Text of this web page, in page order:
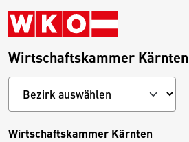
Wirtschaftskammer Kärnten
Wirtschaftskammer Kärnten